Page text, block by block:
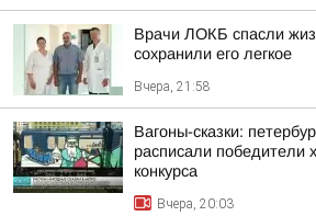
Врачи ЛОКБ спасли
сохранили его легкое
Вчера, 21:58
Вагоны-сказки:
расписали победители
конкурса
Вчера, 20:03